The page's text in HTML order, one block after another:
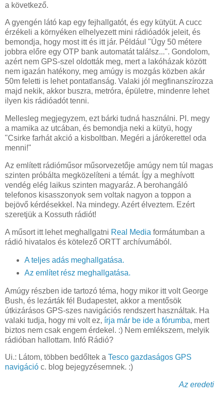
a következő.
A gyengén látó kap egy fejhallgatót, és egy kütyüt. A cucc
érzékeli a környéken elhelyezett mini rádióadók jeleit, és
bemondja, hogy most itt és itt jár. Például "Úgy 50 métere
jobbra előre egy OTP bank automatát találsz...". Gondolom,
azért nem GPS-szel oldották meg, mert a lakóházak között
nem igazán hatékony, meg amúgy is mozgás közben akár
50m feletti is lehet pontatlanság. Valaki jól megfinanszírozza
majd nekik, akkor buszra, metróra, épületre, mindenre lehet
ilyen kis rádióadót tenni.
Mellesleg megjegyzem, ezt bárki tudná használni. Pl. megy
a mamika az utcában, és bemondja neki a kütyü, hogy
"Csirke farhát akció a kisboltban. Megéri a járókerettel oda
menni!"
Az említett rádióműsor műsorvezetője amúgy nem túl magas
szinten próbálta megközelíteni a témát. Így a meghívott
vendég elég laikus szinten magyaráz. A berohangáló
telefonos kisasszonyok sem voltak nagyon a toppon a
bejövő kérdésekkel. Na mindegy. Azért élveztem. Ezért
szeretjük a Kossuth rádiót!
A műsort itt lehet meghallgatni Real Media formátumban a
rádió hivatalos és kötelező ORTT archívumából.
A teljes adás meghallgatása.
Az említet rész meghallgatása.
Amúgy részben ide tartozó téma, hogy mikor itt volt George
Bush, és lezárták fél Budapestet, akkor a mentősök
útkizárásos GPS-szes navigációs rendszert használtak. Ha
valaki tudja, hogy mi volt ez, írja már be ide a fórumba, mert
biztos nem csak engem érdekel. :) Nem emlékszem, melyik
rádióban hallottam. Infó Rádió?
Ui.: Látom, többen bedőltek a Tesco gazdaságos GPS
navigáció c. blog bejegyzésemnek. :)
Az eredeti